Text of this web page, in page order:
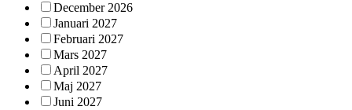
December 2026
Januari 2027
Februari 2027
Mars 2027
April 2027
Maj 2027
Juni 2027